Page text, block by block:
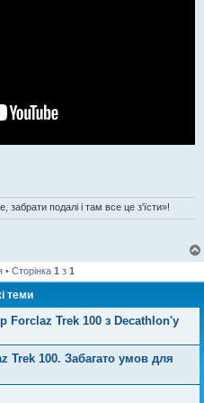
подалі і там все це з'їсти»!
• Сторінка 1 з 1
теми
Forclaz Trek 100 з Decathlon'у
Trek 100. Забагато умов для